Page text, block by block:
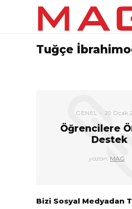
Tuğçe
GENEL 29 Ocak
Öğrencilere
Destek
yazan: MAG
Bizi Sosyal Medyadan